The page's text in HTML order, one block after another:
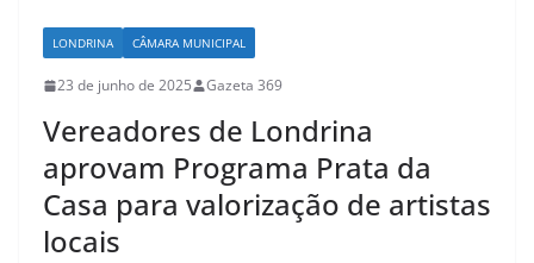
LONDRINA CÂMARA MUNICIPAL
23 de junho de 2025 Gazeta 369
Vereadores de Londrina
aprovam Programa Prata da
Casa para valorização de artistas
locais